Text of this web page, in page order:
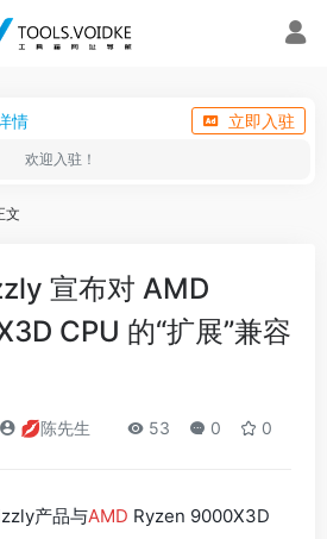
情 立即入驻
欢迎入驻！
文
宣布对 AMD
CPU 的“扩展”兼容
💋陈先生 53 0 0
产品与AMD Ryzen 9000X3D